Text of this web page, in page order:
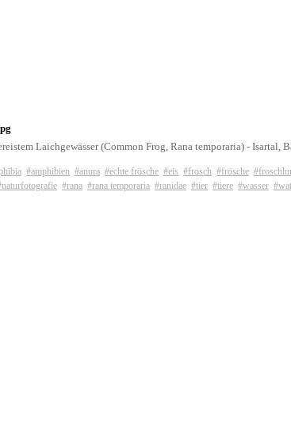
Laichgewässer (Common Frog, Rana temporaria) - Isartal,
#amphibien #anura #echte frösche #eis #frosch #frösche
#rana #rana temporaria #ranidae #tier #tiere #wasser